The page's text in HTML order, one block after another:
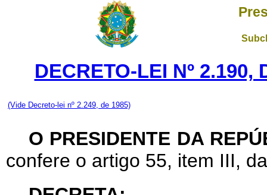
DECRETO-LEI Nº 2.190,
(Vide Decreto-lei nº 2.249, de 1985)
O PRESIDENTE DA
confere o artigo 55, item III,